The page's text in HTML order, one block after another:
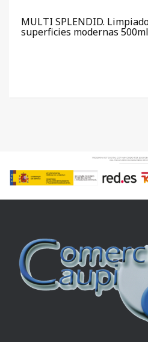
MULTI SPLENDID.
superficies modernas 500ml